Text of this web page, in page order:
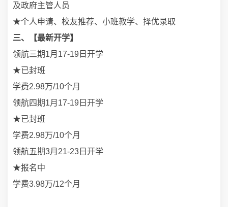
及政府主管人员
★个人申请、校友推荐、小班教学、择优录取
三、【最新开学】
领航三期1月17-19日开学
★已封班
学费2.98万/10个月
领航四期1月17-19日开学
★已封班
学费2.98万/10个月
领航五期3月21-23日开学
★报名中
学费3.98万/12个月